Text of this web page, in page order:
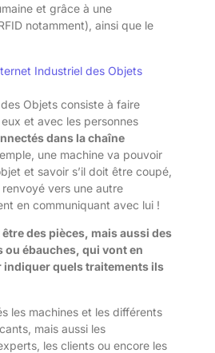
et grâce à une
notamment), ainsi que le
Objets consiste à faire
et avec les personnes
dans la chaîne
une machine va pouvoir
et savoir s’il doit être coupé,
vers une autre
en communiquant avec lui !
des pièces, mais aussi des
ou ébauches, qui vont en
quels traitements ils
les machines et les différents
mais aussi les
les clients ou encore les